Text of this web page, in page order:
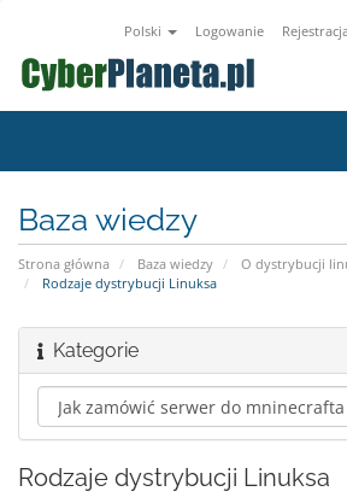
Polski Logowanie
Baza wiedzy
Strona główna Baza wiedzy
O dystrybucji
Rodzaje dystrybucji Linuksa
Kategorie
Rodzaje dystrybucji Linuksa